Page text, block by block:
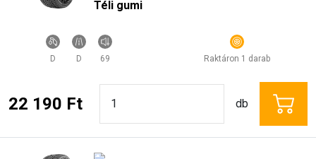
Téli gumi
D D 69 Raktáron 1 darab
22 190 Ft db